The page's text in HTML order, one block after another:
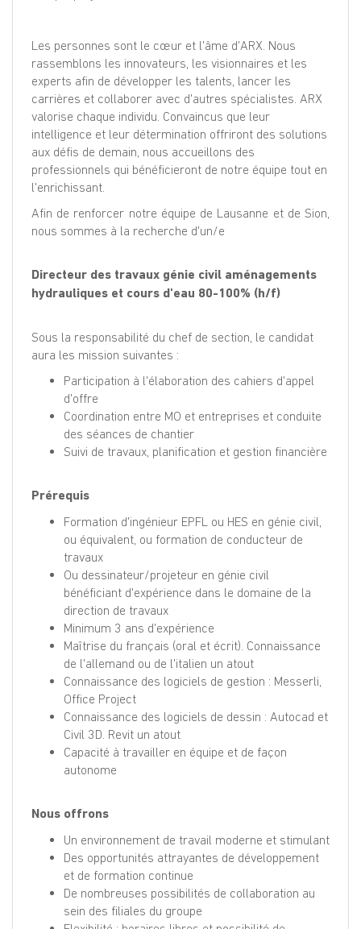
Les personnes sont le cœur et l'âme d'ARX. Nous
rassemblons les innovateurs, les visionnaires et les
experts afin de développer les talents, lancer les
carrières et collaborer avec d'autres spécialistes. ARX
valorise chaque individu. Convaincus que leur
intelligence et leur détermination offriront des solutions
aux défis de demain, nous accueillons des
professionnels qui bénéficieront de notre équipe tout en
l'enrichissant.
Afin de renforcer notre équipe de Lausanne et de Sion,
nous sommes à la recherche d'un/e
Directeur des travaux génie civil aménagements
hydrauliques et cours d'eau 80-100% (h/f)
Sous la responsabilité du chef de section, le candidat
aura les mission suivantes :
Participation à l'élaboration des cahiers d'appel
d'offre
Coordination entre MO et entreprises et conduite
des séances de chantier
Suivi de travaux, planification et gestion financière
Prérequis
Formation d'ingénieur EPFL ou HES en génie civil,
ou équivalent, ou formation de conducteur de
travaux
Ou dessinateur/projeteur en génie civil
bénéficiant d'expérience dans le domaine de la
direction de travaux
Minimum 3 ans d'expérience
Maîtrise du français (oral et écrit). Connaissance
de l'allemand ou de l'italien un atout
Connaissance des logiciels de gestion : Messerli,
Office Project
Connaissance des logiciels de dessin : Autocad et
Civil 3D. Revit un atout
Capacité à travailler en équipe et de façon
autonome
Nous offrons
Un environnement de travail moderne et stimulant
Des opportunités attrayantes de développement
et de formation continue
De nombreuses possibilités de collaboration au
sein des filiales du groupe